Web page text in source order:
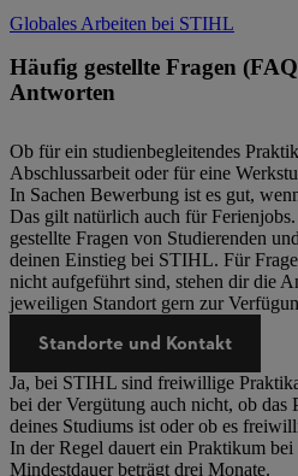
Globales Arbeiten bei STIHL
Häufig gestellte Fragen
Antworten
Ob für ein studienbegleitendes
Abschlussarbeit oder für eine
In Sachen Bewerbung ist es gut,
Das gilt natürlich auch für
gestellte Fragen von Studierenden
deinen Einstieg bei STIHL. Für
nicht aufgeführt sind, stehen dir die
jeweiligen Standort gern zur
Standorte und Kontakt
Ja, bei STIHL sind freiwillige
bei der Vergütung auch nicht, ob das
deines Studiums ist oder ob es
In der Regel dauert ein Praktikum
Mindestdauer beträgt drei Monate.